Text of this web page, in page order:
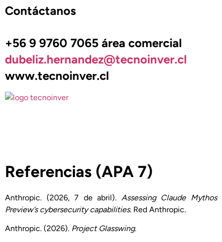
Contáctanos
+56 9 9760 7065 área comercial
dubeliz.hernandez@tecnoinver.cl
www.tecnoinver.cl
Referencias (APA 7)
Anthropic. (2026, 7 de abril). Assessing Claude Mythos
Preview’s cybersecurity capabilities. Red Anthropic.
Anthropic. (2026). Project Glasswing.